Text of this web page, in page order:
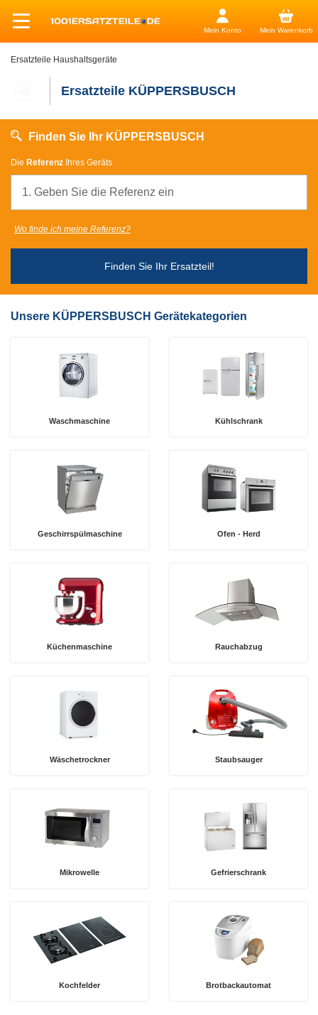
Mein Konto Mein Warenkorb
Ersatzteile Haushaltsgeräte
Ersatzteile KÜPPERSBUSCH
Finden Sie Ihr KÜPPERSBUSCH
Die Referenz Ihres Geräts
Finden Sie Ihr Ersatzteil!
Wo finde ich meine Referenz?
Unsere KÜPPERSBUSCH Gerätekategorien
Waschmaschine Kühlschrank
Geschirrspülmaschine Ofen - Herd
Küchenmaschine Rauchabzug
Wäschetrockner Staubsauger
Mikrowelle Gefrierschrank
Kochfelder Brotbackautomat